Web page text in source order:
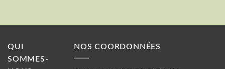
QUI
SOMMES-
NOS COORDONNÉES